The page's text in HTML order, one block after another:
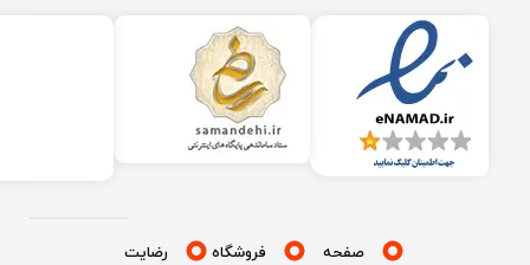
صفحه
فروشگاه
رضایت